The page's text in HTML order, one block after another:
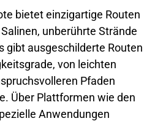
bietet einzigartige Routen
unberührte Strände
gibt ausgeschilderte Routen
von leichten
Pfaden
Über Plattformen wie den
Anwendungen